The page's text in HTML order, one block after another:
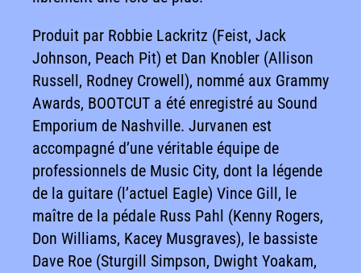
Produit par Robbie Lackritz (Feist, Jack
Johnson, Peach Pit) et Dan Knobler (Allison
Russell, Rodney Crowell), nommé aux Grammy
Awards, BOOTCUT a été enregistré au Sound
Emporium de Nashville. Jurvanen est
accompagné d’une véritable équipe de
professionnels de Music City, dont la légende
de la guitare (l’actuel Eagle) Vince Gill, le
maître de la pédale Russ Pahl (Kenny Rogers,
Don Williams, Kacey Musgraves), le bassiste
Dave Roe (Sturgill Simpson, Dwight Yoakam,